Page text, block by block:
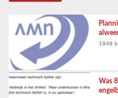
1848
Was